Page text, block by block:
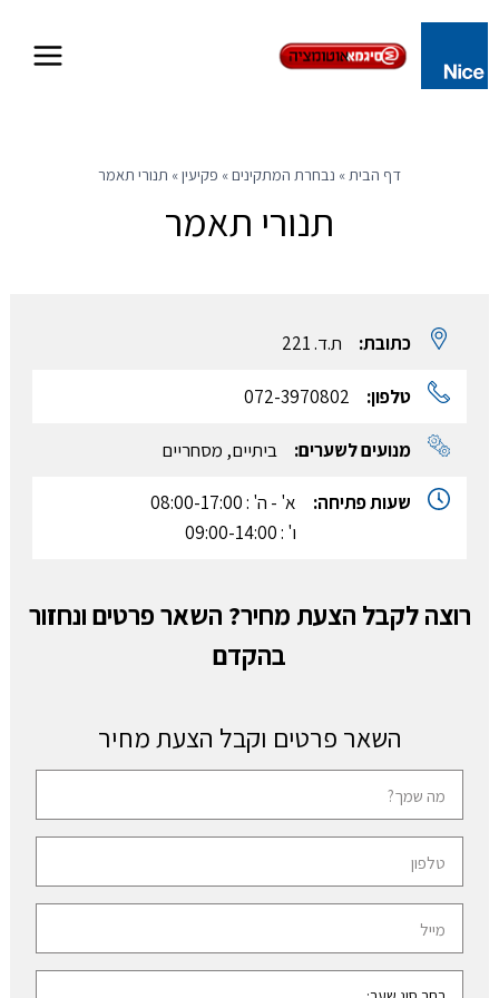
content
דף הבית» נבחרת המתקינים» פקיעין» תנורי תאמר
תנורי תאמר
כתובת: ת.ד. 221
טלפון: 072-3970802
מנועים לשערים: ביתיים, מסחריים
שעות פתיחה:
א' - ה' : 08:00-17:00
ו' : 09:00-14:00
רוצה לקבל הצעת מחיר? השאר פרטים ונחזור
בהקדם
השאר פרטים וקבל הצעת מחיר
ם
מ
א
ל
פ
ן
ו
א